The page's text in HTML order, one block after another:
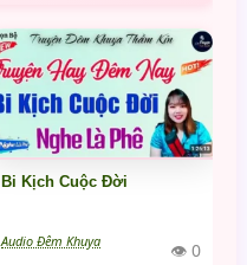
Bi Kịch Cuộc Đời
Audio Đêm Khuya 👁 0